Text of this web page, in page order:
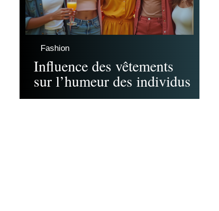
Fashion
Influence des vêtements
sur l’humeur des individus